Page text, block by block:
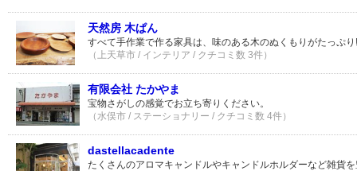
天然房 木ぱん
すべて手作業で作る家具は、味のある木のぬくもりがたっぷり!
（上天草市 / インテリア / クチコミ数 3件）
有限会社 たかやま
宝物さがしの感覚でお立ち寄りください。
（水俣市 / ステーショナリー / クチコミ数 4件）
dastellacadente
たくさんのアロマキャンドルやキャンドルホルダーなど雑貨